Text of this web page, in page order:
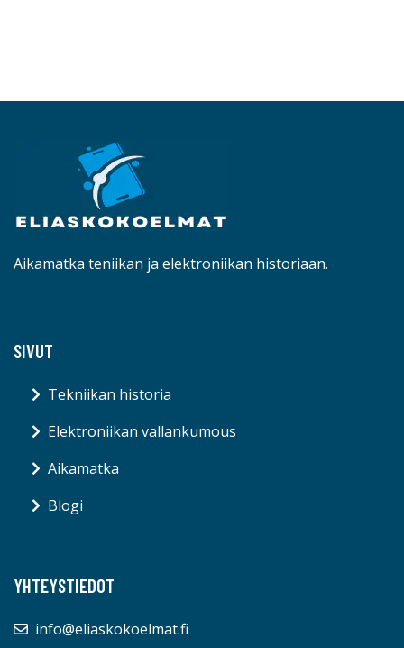
Aikamatka teniikan ja elektroniikan historiaan.
SIVUT
Tekniikan historia
Elektroniikan vallankumous
Aikamatka
Blogi
YHTEYSTIEDOT
info@eliaskokoelmat.fi